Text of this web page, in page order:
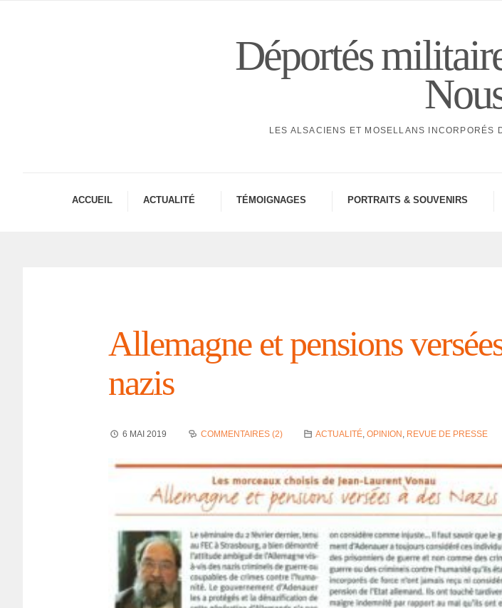
Déportés
LES ALSACIENS ET MOSELLANS INCORPORÉS
ACCUEIL ACTUA­LITÉ TÉMOI­GNAGES PORTRAITS & SOUVE­NIRS
Alle­magne et pensions
nazis
6 MAI 2019 COMMENTAIRES (2) ACTUALITÉ,OPINION , REVUE DE PRESSE